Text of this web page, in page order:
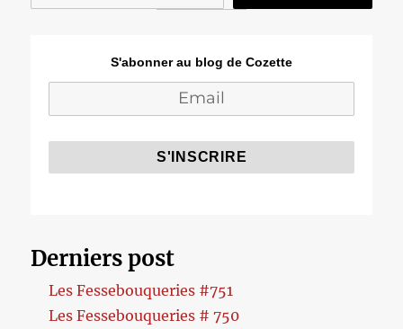
S'abonner au blog de Cozette
Derniers post
Les Fessebouqueries #751
Les Fessebouqueries # 750